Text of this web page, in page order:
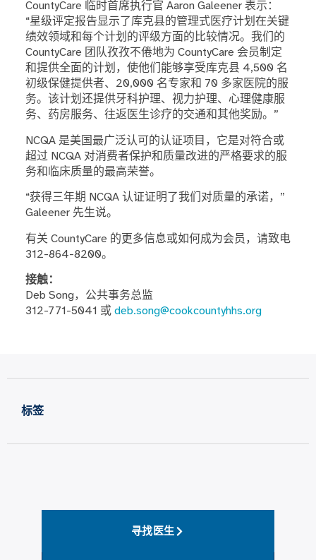
CountyCare 临时首席执行官 Aaron Galeener 表示：
“星级评定报告显示了库克县的管理式医疗计划在关键
绩效领域和每个计划的评级方面的比较情况。我们的
CountyCare 团队孜孜不倦地为 CountyCare 会员制定
和提供全面的计划，使他们能够享受库克县 4,500 名
初级保健提供者、20,000 名专家和 70 多家医院的服
务。该计划还提供牙科护理、视力护理、心理健康服
务、药房服务、往返医生诊疗的交通和其他奖励。”
NCQA 是美国最广泛认可的认证项目，它是对符合或
超过 NCQA 对消费者保护和质量改进的严格要求的服
务和临床质量的最高荣誉。
“获得三年期 NCQA 认证证明了我们对质量的承诺，”
Galeener 先生说。
有关 CountyCare 的更多信息或如何成为会员，请致电
312-864-8200。
接触：
Deb Song，公共事务总监
312-771-5041 或 deb.song@cookcountyhhs.org
标签
寻找医生